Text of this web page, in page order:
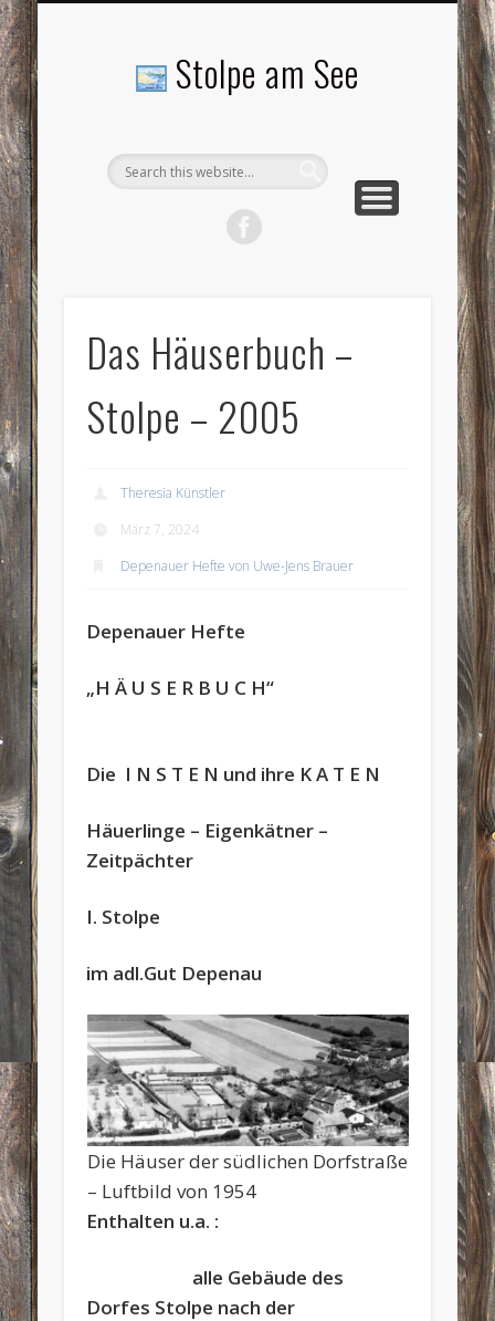
Stolpe am See
Das Häuserbuch –
Stolpe – 2005
Theresia Künstler
März 7, 2024
Depenauer Hefte von Uwe-Jens Brauer
Depenauer Hefte
„H Ä U S E R B U C H“
Die I N S T E N und ihre K A T E N
Häuerlinge – Eigenkätner –
Zeitpächter
I. Stolpe
im adl.Gut Depenau
Die Häuser der südlichen Dorfstraße
– Luftbild von 1954
Enthalten u.a. :
alle Gebäude des
Dorfes Stolpe nach der